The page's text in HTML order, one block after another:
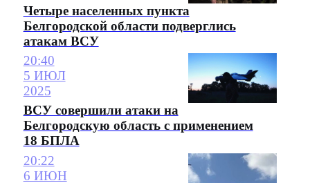
Четыре населенных пункта
Белгородской области подверглись
атакам ВСУ
20:40
5 ИЮЛ
2025
ВСУ совершили атаки на
Белгородскую область с применением
18 БПЛА
20:22
6 ИЮН